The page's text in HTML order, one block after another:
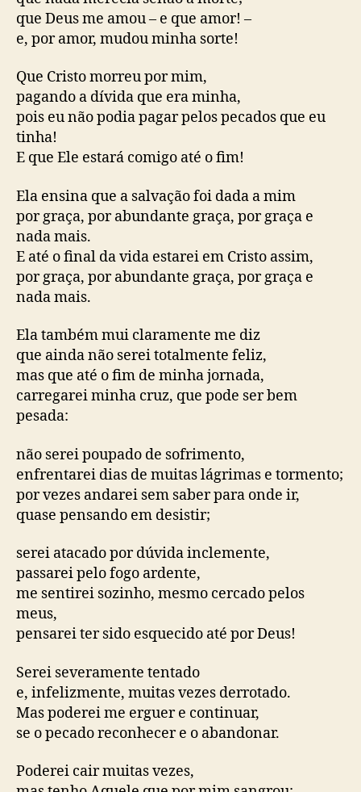
que Deus me amou – e que amor! –
e, por amor, mudou minha sorte!
Que Cristo morreu por mim,
pagando a dívida que era minha,
pois eu não podia pagar pelos pecados que eu
tinha!
E que Ele estará comigo até o fim!
Ela ensina que a salvação foi dada a mim
por graça, por abundante graça, por graça e
nada mais.
E até o final da vida estarei em Cristo assim,
por graça, por abundante graça, por graça e
nada mais.
Ela também mui claramente me diz
que ainda não serei totalmente feliz,
mas que até o fim de minha jornada,
carregarei minha cruz, que pode ser bem
pesada:
não serei poupado de sofrimento,
enfrentarei dias de muitas lágrimas e tormento;
por vezes andarei sem saber para onde ir,
quase pensando em desistir;
serei atacado por dúvida inclemente,
passarei pelo fogo ardente,
me sentirei sozinho, mesmo cercado pelos
meus,
pensarei ter sido esquecido até por Deus!
Serei severamente tentado
e, infelizmente, muitas vezes derrotado.
Mas poderei me erguer e continuar,
se o pecado reconhecer e o abandonar.
Poderei cair muitas vezes,